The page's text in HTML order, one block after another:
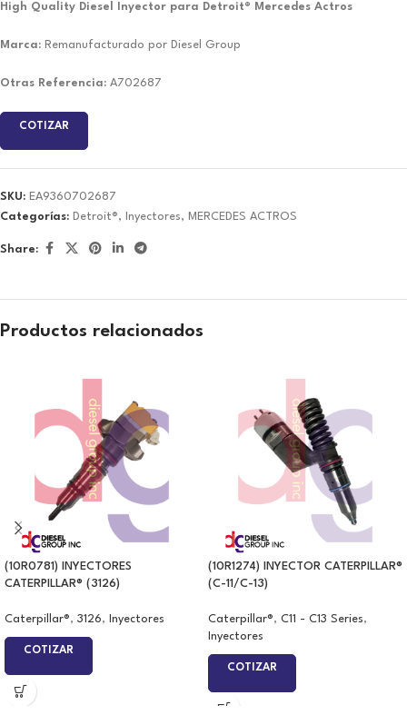
High Quality Diesel Inyector para Detroit® Mercedes Actros
Marca: Remanufacturado por Diesel Group
Otras Referencia: A702687
COTIZAR
SKU: EA9360702687
Categorías: Detroit®, Inyectores, MERCEDES ACTROS
Share:
Productos relacionados
(10R0781) INYECTORES
CATERPILLAR® (3126)
Caterpillar®, 3126, Inyectores
COTIZAR
(10R1274) INYECTOR CATERPILLAR®
(C-11/C-13)
Caterpillar®, C11 - C13 Series,
Inyectores
COTIZAR